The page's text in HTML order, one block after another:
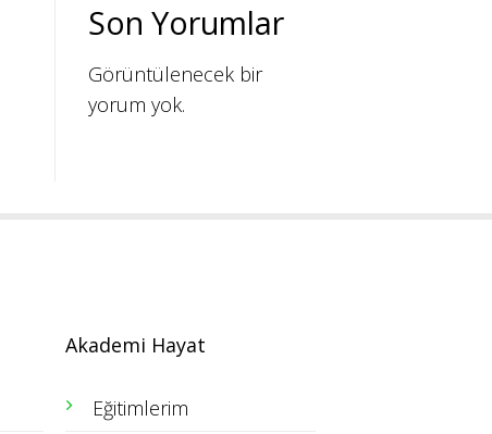
Son Yorumlar
Görüntülenecek bir
yorum yok.
Akademi Hayat
Eğitimlerim